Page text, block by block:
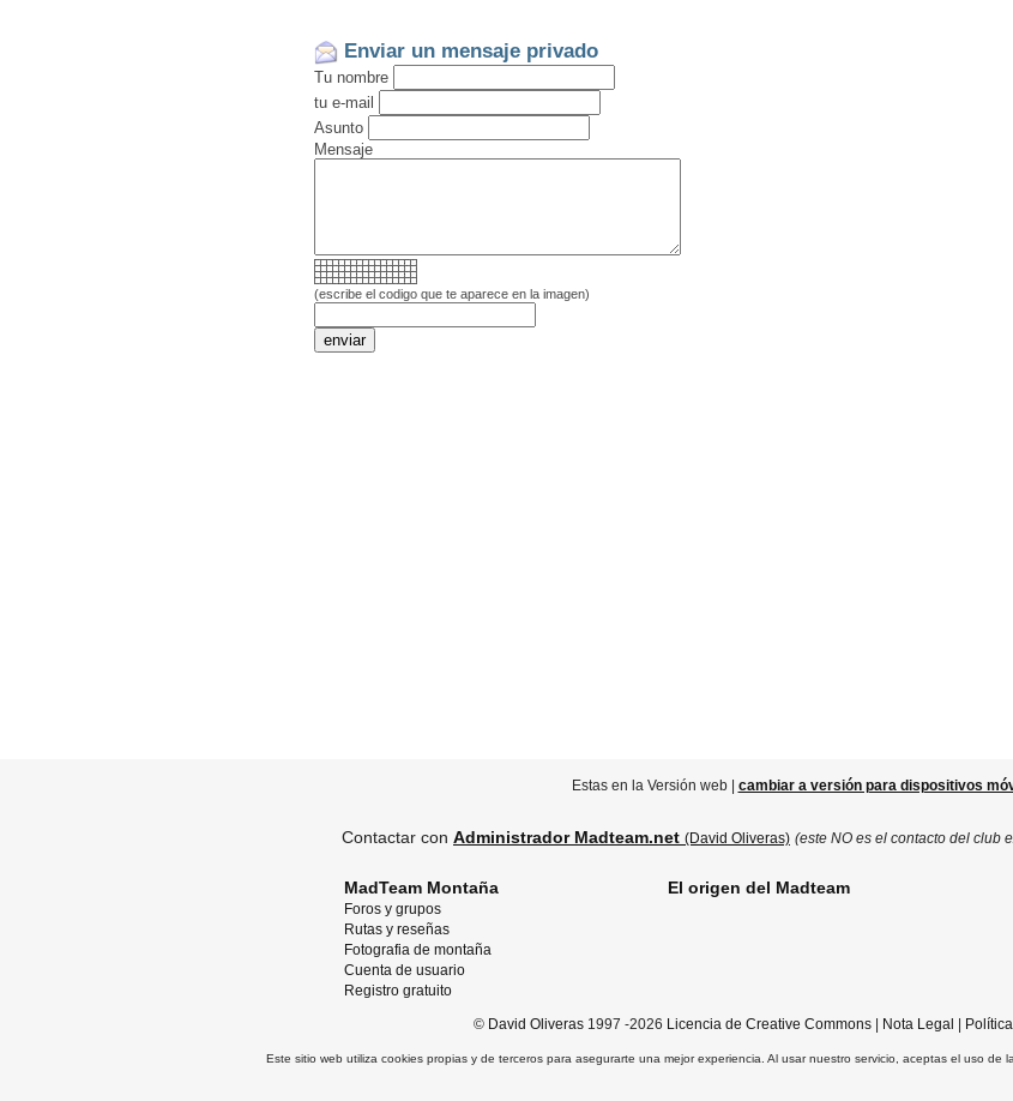
Enviar un mensaje privado
Tu nombre
tu e-mail
Asunto
Mensaje
(escribe el codigo que te aparece en la imagen)
Estas en la Versión web | cambiar a versión para dispositivos
Contactar con Administrador Madteam.net (David Oliveras) (este NO es el contacto del club
MadTeam Montaña
Foros y grupos
Rutas y reseñas
Fotografia de montaña
Cuenta de usuario
Registro gratuito
El origen del Madteam
© David Oliveras1997 -2026 Licencia de Creative Commons| Nota Legal
Este sitio web utiliza cookies propias y de terceros para asegurarte una mejor experiencia. Al usar nuestro servicio, aceptas el uso de